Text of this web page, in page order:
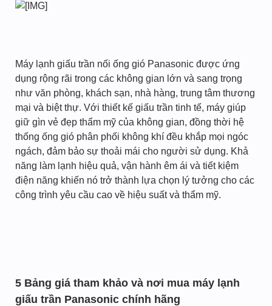
Máy lạnh giấu trần nối ống gió Panasonic được ứng
dụng rộng rãi trong các không gian lớn và sang trọng
như văn phòng, khách sạn, nhà hàng, trung tâm thương
mại và biệt thự. Với thiết kế giấu trần tinh tế, máy giúp
giữ gìn vẻ đẹp thẩm mỹ của không gian, đồng thời hệ
thống ống gió phân phối không khí đều khắp mọi ngóc
ngách, đảm bảo sự thoải mái cho người sử dụng. Khả
năng làm lạnh hiệu quả, vận hành êm ái và tiết kiệm
điện năng khiến nó trở thành lựa chọn lý tưởng cho các
công trình yêu cầu cao về hiệu suất và thẩm mỹ.
5 Bảng giá tham khảo và nơi mua máy lạnh
giấu trần Panasonic chính hãng